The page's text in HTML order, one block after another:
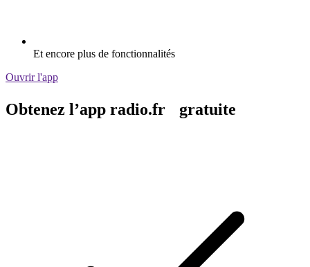
Et encore plus de fonctionnalités
Ouvrir l'app
Obtenez l’app radio.fr gratuite